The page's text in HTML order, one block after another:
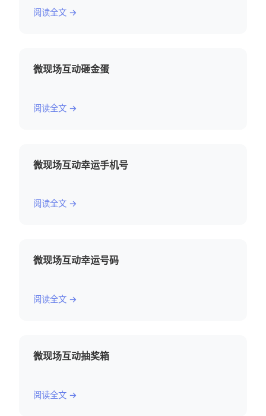
阅读全文 →
微现场互动砸金蛋
阅读全文 →
微现场互动幸运手机号
阅读全文 →
微现场互动幸运号码
阅读全文 →
微现场互动抽奖箱
阅读全文 →